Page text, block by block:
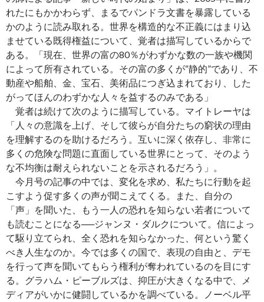
れたにもかかわらず、まるでパンドラ文書を暴露している
かのように読み取れる。世界を構造的な不正義にはまり込
ませている既得権益について、覚者は描写しているからで
ある。「現在、世界の富の80％がわずかな数の一族や機関
によって所有されている。その富の多くが“静的”であり、不
動産や船舶、金、宝石、美術品につぎ込まれており、した
がってほんのわずかな人々を益するのみである」
覚者は続けて次のように描写している。マイトレーヤは
「人々の意識を上げ、そして彼らが自分たちの窮状の理由
を理解するのを助けるだろう。互いに深く依存し、非常に
多くの危険な問題に直面している世界にとって、そのよう
な不均衡は耐えられないことを示されるだろう」。
今月号の記事の中では、変化を求め、私たちに行動を起
こすよう促す多くの声が聞こえてくる。また、自分の
「声」を聞いた、もう一人の恐れを知らない若者について
も読むことになる──ジャンヌ・ダルクについて。信によっ
て駆り立てられ、全く恐れを知らなかった、何という驚く
べき人生なのか。今では多くの国で、表現の自由と、デモ
を行って声を聞いてもらう権利が奪われているのを目にす
る。グラハム・ピーブルズは、抑圧が大きくなる中で、メ
ディアがいかに健闘しているかを調べている。ノーベル平